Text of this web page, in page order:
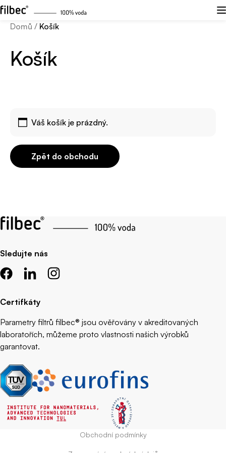
Domů / Košík
Košík
Váš košík je prázdný.
Zpět do obchodu
Sledujte nás
Certifkáty
Parametry filtrů filbec® jsou ověřovány v akreditovaných
laboratořích, můžeme proto vlastnosti našich výrobků
garantovat.
Obchodní podmínky